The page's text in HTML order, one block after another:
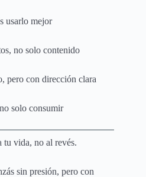
usarlo mejor
no solo contenido
pero con dirección clara
solo consumir
tu vida, no al revés.
sin presión, pero con